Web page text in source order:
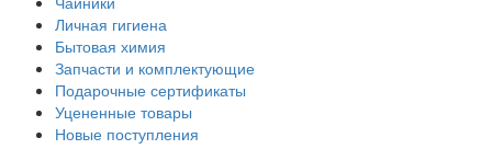
Личная гигиена
Бытовая химия
Запчасти и комплектующие
Подарочные сертификаты
Уцененные товары
Новые поступления